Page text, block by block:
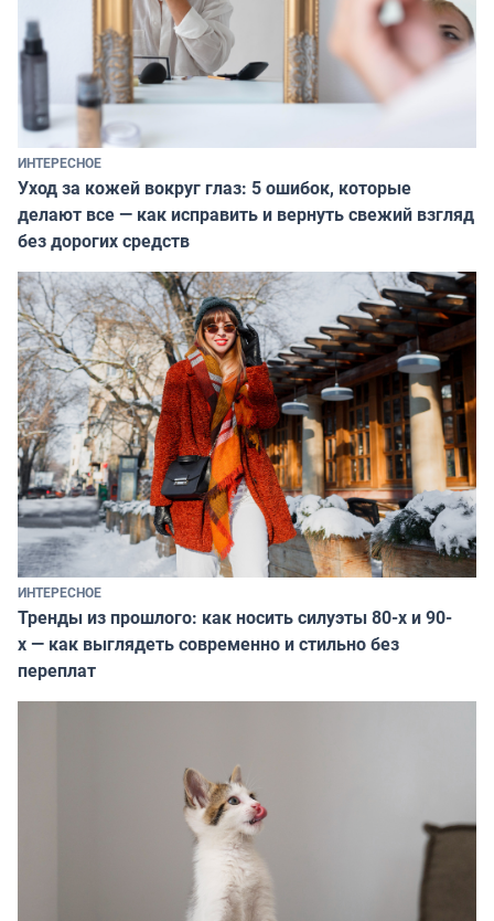
ИНТЕРЕСНОЕ
Уход за кожей вокруг глаз: 5 ошибок, которые
делают все — как исправить и вернуть свежий взгляд
без дорогих средств
ИНТЕРЕСНОЕ
Тренды из прошлого: как носить силуэты 80-х и 90-
х — как выглядеть современно и стильно без
переплат